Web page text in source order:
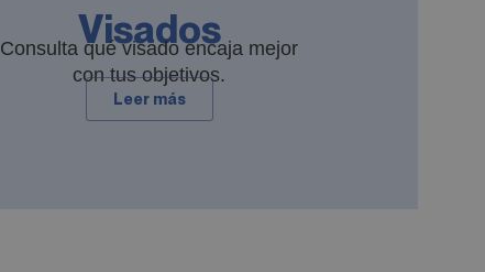
Visados
Consulta qué visado encaja mejor
con tus objetivos.
Leer más